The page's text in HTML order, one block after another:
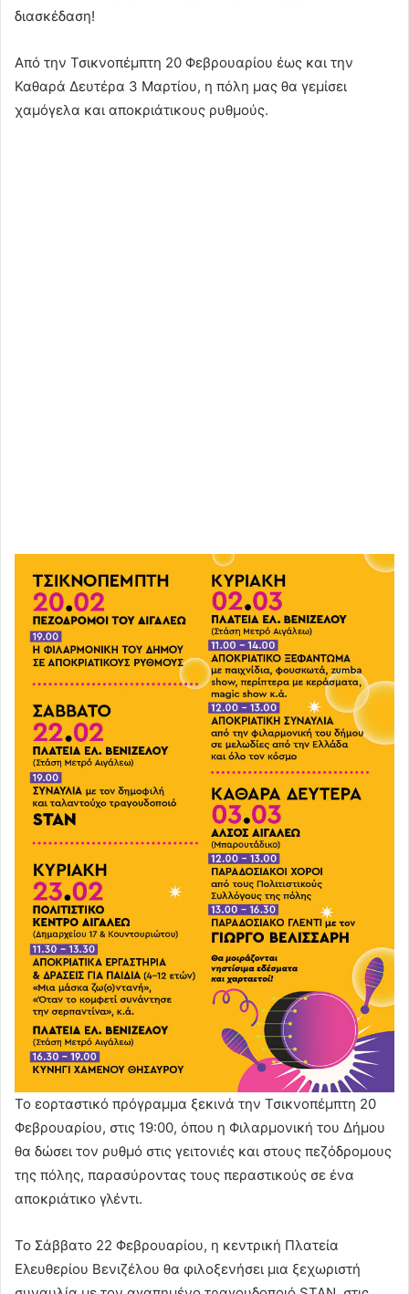
διασκέδαση!
Από την Τσικνοπέμπτη 20 Φεβρουαρίου έως και την
Καθαρά Δευτέρα 3 Μαρτίου, η πόλη μας θα γεμίσει
χαμόγελα και αποκριάτικους ρυθμούς.
Το εορταστικό πρόγραμμα ξεκινά την Τσικνοπέμπτη 20
Φεβρουαρίου, στις 19:00, όπου η Φιλαρμονική του Δήμου
θα δώσει τον ρυθμό στις γειτονιές και στους πεζόδρομους
της πόλης, παρασύροντας τους περαστικούς σε ένα
αποκριάτικο γλέντι.
Το Σάββατο 22 Φεβρουαρίου, η κεντρική Πλατεία
Ελευθερίου Βενιζέλου θα φιλοξενήσει μια ξεχωριστή